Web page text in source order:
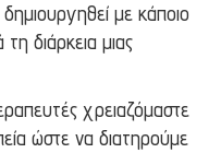
με κάποιο
διάρκεια μιας
χρειαζόμαστε
ώστε να διατηρούμε